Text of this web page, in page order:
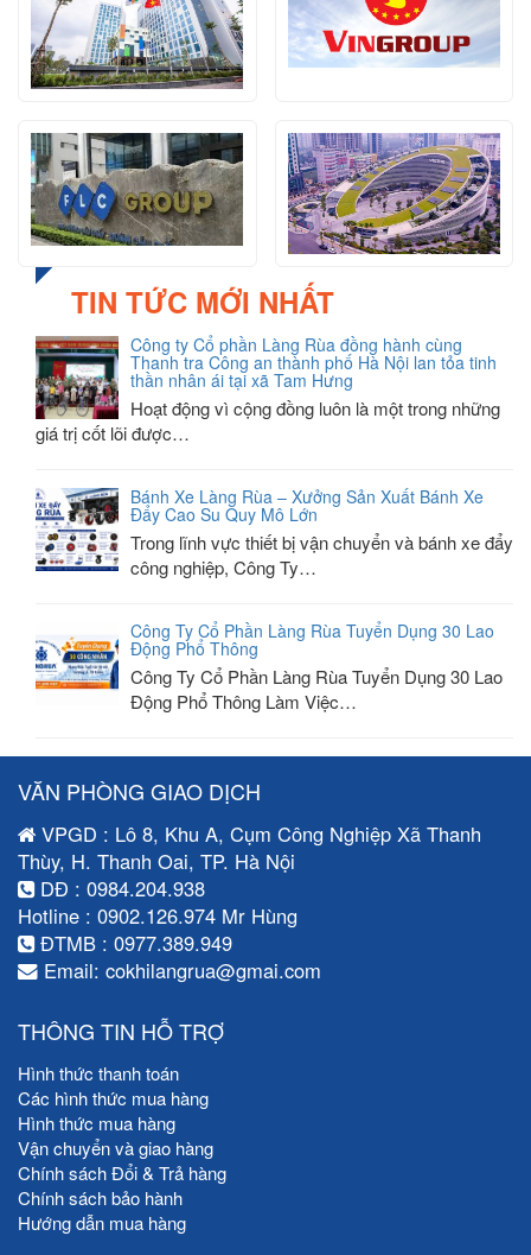
TIN TỨC MỚI NHẤT
Công ty Cổ phần Làng Rùa đồng hành cùng
Thanh tra Công an thành phố Hà Nội lan tỏa tinh
thần nhân ái tại xã Tam Hưng
Hoạt động vì cộng đồng luôn là một trong những
giá trị cốt lõi được…
Bánh Xe Làng Rùa – Xưởng Sản Xuất Bánh Xe
Đẩy Cao Su Quy Mô Lớn
Trong lĩnh vực thiết bị vận chuyển và bánh xe đẩy
công nghiệp, Công Ty…
Công Ty Cổ Phần Làng Rùa Tuyển Dụng 30 Lao
Động Phổ Thông
Công Ty Cổ Phần Làng Rùa Tuyển Dụng 30 Lao
Động Phổ Thông Làm Việc…
VĂN PHÒNG GIAO DỊCH
VPGD : Lô 8, Khu A, Cụm Công Nghiệp Xã Thanh
Thùy, H. Thanh Oai, TP. Hà Nội
DĐ : 0984.204.938
Hotline : 0902.126.974 Mr Hùng
ĐTMB : 0977.389.949
Email: cokhilangrua@gmai.com
THÔNG TIN HỖ TRỢ
Hình thức thanh toán
Các hình thức mua hàng
Hình thức mua hàng
Vận chuyển và giao hàng
Chính sách Đổi & Trả hàng
Chính sách bảo hành
Hướng dẫn mua hàng